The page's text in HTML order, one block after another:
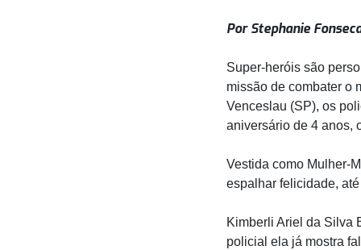
Por Stephanie
Super-heróis são
missão de combater o
Venceslau (SP), os
aniversário de 4 anos,
Vestida como Mulher-
espalhar felicidade,
Kimberli Ariel da Silva
policial ela já mostra